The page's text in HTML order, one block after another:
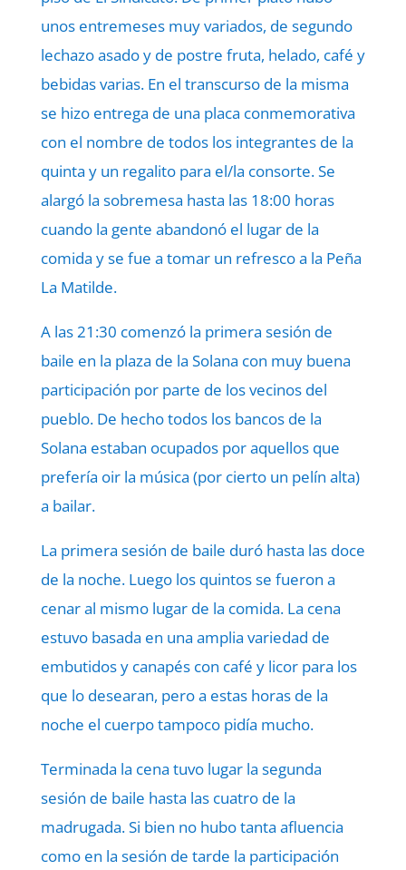
unos entremeses muy variados, de segundo
lechazo asado y de postre fruta, helado, café y
bebidas varias. En el transcurso de la misma
se hizo entrega de una placa conmemorativa
con el nombre de todos los integrantes de la
quinta y un regalito para el/la consorte. Se
alargó la sobremesa hasta las 18:00 horas
cuando la gente abandonó el lugar de la
comida y se fue a tomar un refresco a la Peña
La Matilde.
A las 21:30 comenzó la primera sesión de
baile en la plaza de la Solana con muy buena
participación por parte de los vecinos del
pueblo. De hecho todos los bancos de la
Solana estaban ocupados por aquellos que
prefería oir la música (por cierto un pelín alta)
a bailar.
La primera sesión de baile duró hasta las doce
de la noche. Luego los quintos se fueron a
cenar al mismo lugar de la comida. La cena
estuvo basada en una amplia variedad de
embutidos y canapés con café y licor para los
que lo desearan, pero a estas horas de la
noche el cuerpo tampoco pidía mucho.
Terminada la cena tuvo lugar la segunda
sesión de baile hasta las cuatro de la
madrugada. Si bien no hubo tanta afluencia
como en la sesión de tarde la participación